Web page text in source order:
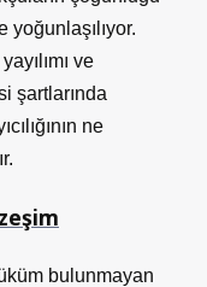
yoğunlaşılıyor.
ve
şartlarında
ne
bulunmayan